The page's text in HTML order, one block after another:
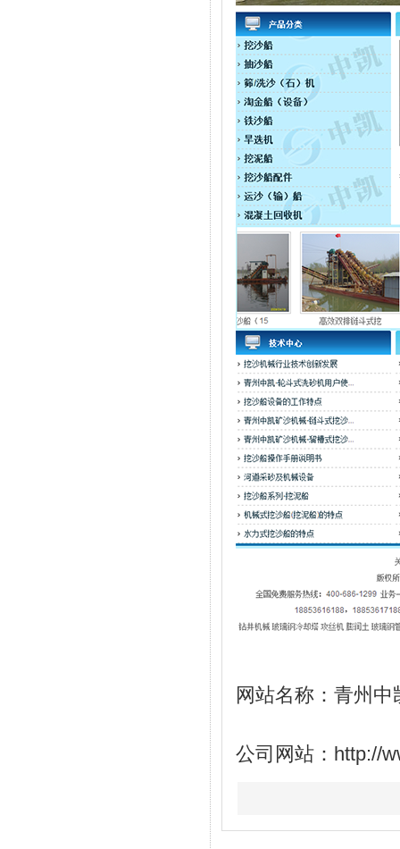
网站名称：青州
公司网站： http://